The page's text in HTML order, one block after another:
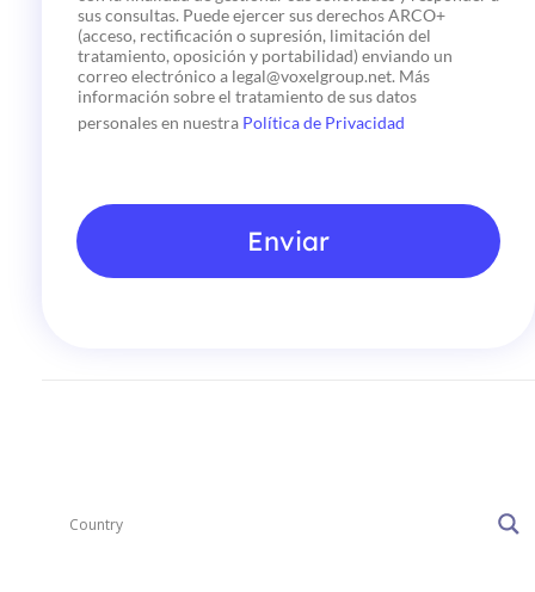
k
b
o
x
e
sus consultas. Puede ejercer sus derechos ARCO+
(acceso, rectificación o supresión, limitación del
tratamiento, oposición y portabilidad) enviando un
correo electrónico a legal@voxelgroup.net. Más
información sobre el tratamiento de sus datos
personales en nuestra Política de Privacidad
Enviar